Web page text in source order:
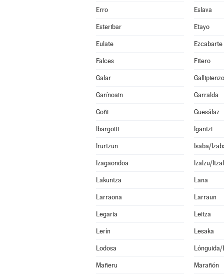
Erro Eslava
Esteribar Etayo
Eulate Ezcabarte
Falces Fitero
Galar Gallipienzo
Garínoain Garralda
Goñi Guesálaz
Ibargoiti Igantzi
Irurtzun Isaba/
Izagaondoa Izalzu/
Lakuntza Lana
Larraona Larraun
Legaria Leitza
Lerín Lesaka
Lodosa Lónguida/
Mañeru Marañón